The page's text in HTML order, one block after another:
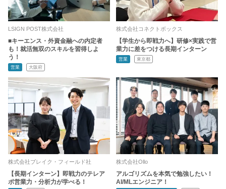
LSIGN POST株式会社
■キーエンス・外資金融への内定者
も！就活無双のスキルを習得しよ
う！
営業 大阪府
株式会社コネクトボックス
【学生から即戦力へ】研修×実践で営
業力に差をつける長期インターン
営業 東京都
株式会社ブレイク・フィールド社
【長期インターン】即戦力のテレア
ポ営業力・分析力が学べる！
株式会社Ollo
アルゴリズムを本気で勉強したい！
AI/MLエンジニア！